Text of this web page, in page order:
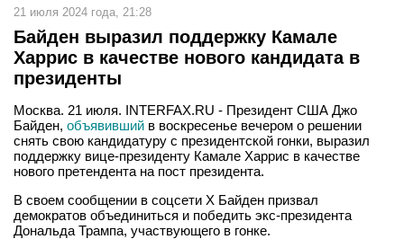
21 июля 2024 года, 21:28
Байден выразил поддержку Камале
Харрис в качестве нового кандидата в
президенты
Москва. 21 июля. INTERFAX.RU - Президент США Джо
Байден, объявивший в воскресенье вечером о решении
снять свою кандидатуру с президентской гонки, выразил
поддержку вице-президенту Камале Харрис в качестве
нового претендента на пост президента.
В своем сообщении в соцсети X Байден призвал
демократов объединиться и победить экс-президента
Дональда Трампа, участвующего в гонке.